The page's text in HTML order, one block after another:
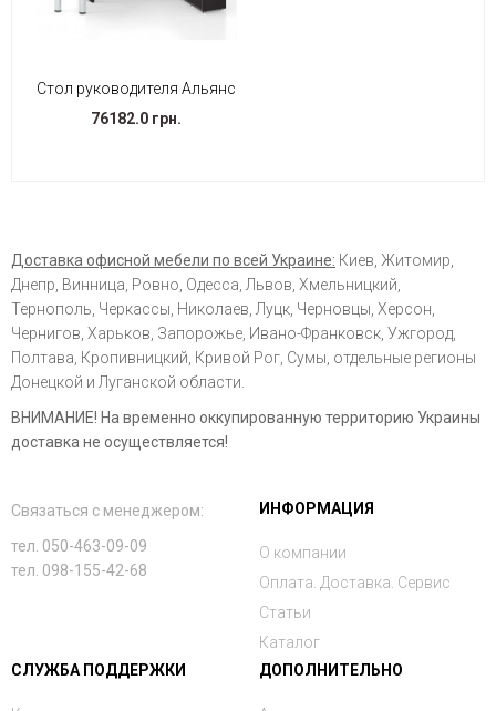
Стол руководителя Альянс
76182.0 грн.
Доставка офисной мебели по всей Украине: Киев, Житомир,
Днепр, Винница, Ровно, Одесса, Львов, Хмельницкий,
Тернополь, Черкассы, Николаев, Луцк, Черновцы, Херсон,
Чернигов, Харьков, Запорожье, Ивано-Франковск, Ужгород,
Полтава, Кропивницкий, Кривой Рог, Сумы, отдельные регионы
Донецкой и Луганской области.
ВНИМАНИЕ! На временно оккупированную территорию Украины
доставка не осуществляется!
Связаться с менеджером:
тел. 050-463-09-09
тел. 098-155-42-68
ИНФОРМАЦИЯ
О компании
Оплата. Доставка. Сервис
Статьи
Каталог
СЛУЖБА ПОДДЕРЖКИ
ДОПОЛНИТЕЛЬНО